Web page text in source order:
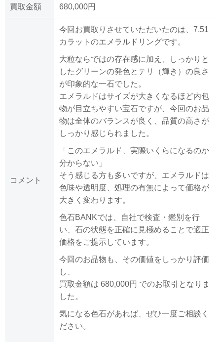
買取金額 680,000円
コメント
今回お買取りさせていただいたのは、7.51
カラットのエメラルドリングです。
大粒ならではの存在感に加え、しっかりと
したグリーンの発色とテリ（輝き）の良さ
が印象的な一石でした。
エメラルドはサイズが大きくなるほど内包
物が目立ちやすい宝石ですが、今回のお品
物は全体のバランスが良く、品質の高さが
しっかり感じられました。
「このエメラルド、実際いくらになるのか
分からない」
そう感じる方も多いですが、エメラルドは
色味や透明度、処理の有無によって価格が
大きく変わります。
色石BANKでは、自社で検査・鑑別を行
い、石の状態を正確に見極めることで適正
価格をご提示しています。
今回のお品物も、その価値をしっかり評価
し、
買取金額は 680,000円 でのお取引となりま
した。
気になる色石があれば、ぜひ一度ご相談く
ださい。